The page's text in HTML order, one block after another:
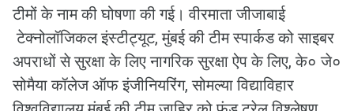
टीमों के नाम की घोषणा की गई। वीरमाता जीजाबाई
टेक्नोलॉजिकल इंस्टीट्यूट, मुंबई की टीम स्पार्कड को साइबर
अपराधों से सुरक्षा के लिए नागरिक सुरक्षा ऐप के लिए, के० जे०
सोमैया कॉलेज ऑफ इंजीनियरिंग, सोमल्या विद्याविहार